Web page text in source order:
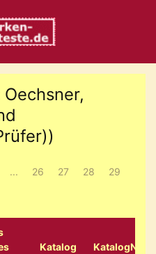
... 26 27 28
29
Katalog KatalogNr.